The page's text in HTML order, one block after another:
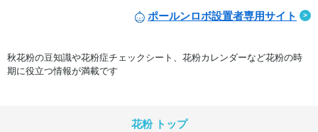
ポールンロボ設置者専用サイト
秋花粉の豆知識や花粉症チェックシート、花粉カレンダーなど花粉の時
期に役立つ情報が満載です
花粉 トップ